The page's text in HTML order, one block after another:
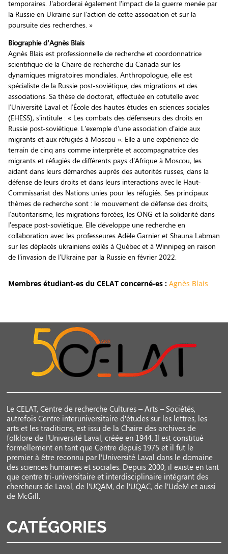
temporaires. J’aborderai également l’impact de la guerre menée par
la Russie en Ukraine sur l’action de cette association et sur la
poursuite des recherches. »
Biographie d’Agnès Blais
Agnès Blais est professionnelle de recherche et coordonnatrice
scientifique de la Chaire de recherche du Canada sur les
dynamiques migratoires mondiales. Anthropologue, elle est
spécialiste de la Russie post-soviétique, des migrations et des
associations. Sa thèse de doctorat, effectuée en cotutelle avec
l’Université Laval et l’École des hautes études en sciences sociales
(EHESS), s’intitule : « Les combats des défenseurs des droits en
Russie post-soviétique. L’exemple d’une association d’aide aux
migrants et aux réfugiés à Moscou ». Elle a une expérience de
terrain de cinq ans comme interprète et accompagnatrice des
migrants et réfugiés de différents pays d’Afrique à Moscou, les
aidant dans leurs démarches auprès des autorités russes, dans la
défense de leurs droits et dans leurs interactions avec le Haut-
Commissariat des Nations unies pour les réfugiés. Ses principaux
thèmes de recherche sont : le mouvement de défense des droits,
l’autoritarisme, les migrations forcées, les ONG et la solidarité dans
l’espace post-soviétique. Elle développe une recherche en
collaboration avec les professeures Adèle Garnier et Shauna Labman
sur les déplacés ukrainiens exilés à Québec et à Winnipeg en raison
de l’invasion de l’Ukraine par la Russie en février 2022.
Membres étudiant-es du CELAT concerné-es : Agnès Blais
Le CELAT, Centre de recherche Cultures – Arts – Sociétés,
autrefois Centre interuniversitaire d’études sur les lettres, les
arts et les traditions, est issu de la Chaire des archives de
folklore de l’Université Laval, créée en 1944. Il est constitué
formellement en tant que Centre depuis 1975 et il fut le
premier à être reconnu par l’Université Laval dans le domaine
des sciences humaines et sociales. Depuis 2000, il existe en tant
que centre tri-universitaire et interdisciplinaire intégrant des
chercheurs de Laval, de l’UQAM, de l’UQAC, de l’UdeM et aussi
de McGill.
CATÉGORIES